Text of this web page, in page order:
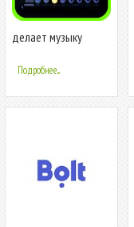
делает музыку
Подробнее...